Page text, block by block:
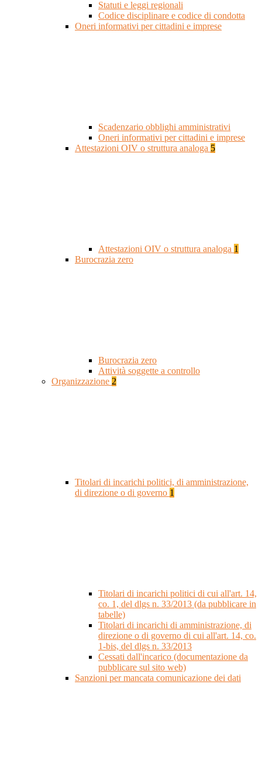
Statuti e leggi regionali
Codice disciplinare e codice di condotta
Oneri informativi per cittadini e imprese
Scadenzario obblighi amministrativi
Oneri informativi per cittadini e imprese
Attestazioni OIV o struttura analoga 5
Attestazioni OIV o struttura analoga 1
Burocrazia zero
Burocrazia zero
Attività soggette a controllo
Organizzazione 2
Titolari di incarichi politici, di amministrazione,
di direzione o di governo 1
Titolari di incarichi politici di cui all'art. 14,
co. 1, del dlgs n. 33/2013 (da pubblicare in
tabelle)
Titolari di incarichi di amministrazione, di
direzione o di governo di cui all'art. 14, co.
1-bis, del dlgs n. 33/2013
Cessati dall'incarico (documentazione da
pubblicare sul sito web)
Sanzioni per mancata comunicazione dei dati